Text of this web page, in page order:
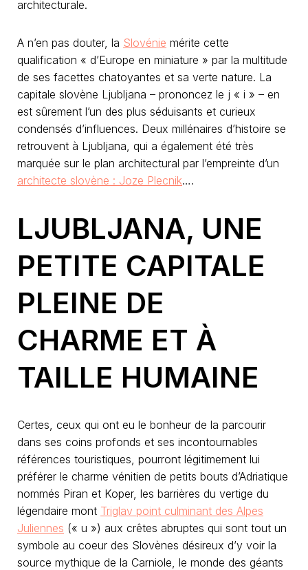
architecturale.
A n’en pas douter, la Slovénie mérite cette
qualification « d’Europe en miniature » par la multitude
de ses facettes chatoyantes et sa verte nature. La
capitale slovène Ljubljana – prononcez le j « i » – en
est sûrement l’un des plus séduisants et curieux
condensés d’influences. Deux millénaires d’histoire se
retrouvent à Ljubljana, qui a également été très
marquée sur le plan architectural par l’empreinte d’un
architecte slovène : Joze Plecnik….
LJUBLJANA, UNE
PETITE CAPITALE
PLEINE DE
CHARME ET À
TAILLE HUMAINE
Certes, ceux qui ont eu le bonheur de la parcourir
dans ses coins profonds et ses incontournables
références touristiques, pourront légitimement lui
préférer le charme vénitien de petits bouts d’Adriatique
nommés Piran et Koper, les barrières du vertige du
légendaire mont Triglav point culminant des Alpes
Juliennes (« u ») aux crêtes abruptes qui sont tout un
symbole au coeur des Slovènes désireux d’y voir la
source mythique de la Carniole, le monde des géants